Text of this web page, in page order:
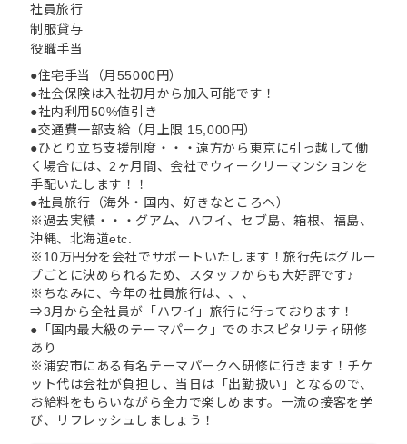
社員旅行
制服貸与
役職手当
●住宅手当（月55000円）
●社会保険は入社初月から加入可能です！
●社内利用50%値引き
●交通費一部支給（月上限 15,000円）
●ひとり立ち支援制度・・・遠方から東京に引っ越して働
く場合には、2ヶ月間、会社でウィークリーマンションを
手配いたします！！
●社員旅行（海外・国内、好きなところへ）
※過去実績・・・グアム、ハワイ、セブ島、箱根、福島、
沖縄、北海道etc.
※10万円分を会社でサポートいたします！旅行先はグルー
プごとに決められるため、スタッフからも大好評です♪
※ちなみに、今年の社員旅行は、、、
⇒3月から全社員が「ハワイ」旅行に行っております！
●「国内最大級のテーマパーク」でのホスピタリティ研修
あり
※浦安市にある有名テーマパークへ研修に行きます！チケ
ット代は会社が負担し、当日は「出勤扱い」となるので、
お給料をもらいながら全力で楽しめます。一流の接客を学
び、リフレッシュしましょう！